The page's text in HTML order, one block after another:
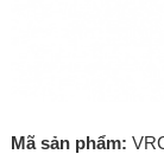
Mã sản phẩm: